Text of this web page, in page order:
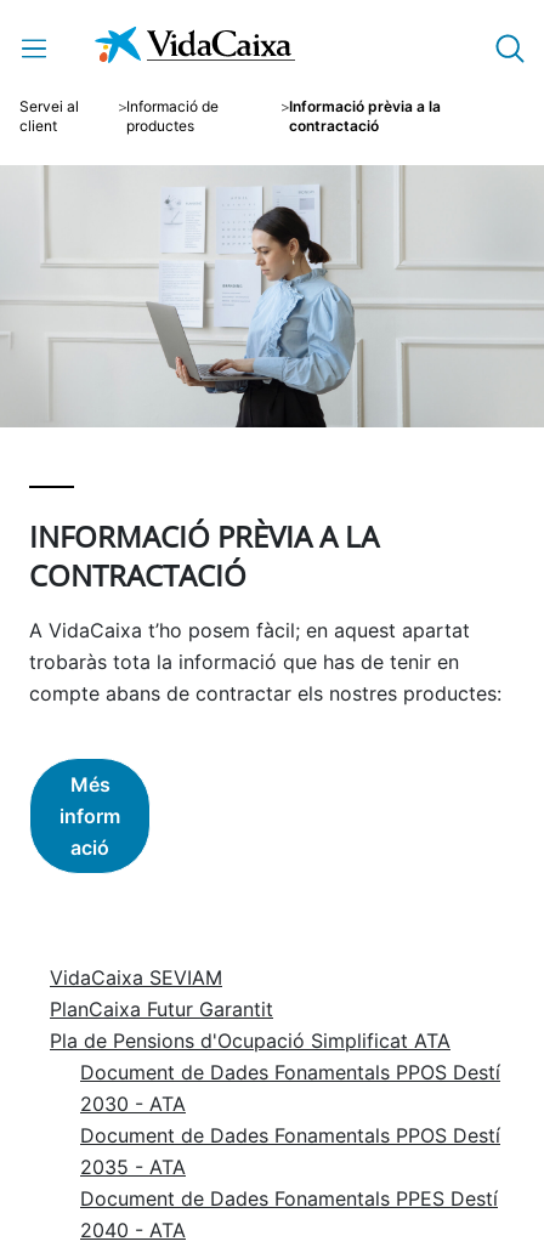
Salta al contingut principal
Servei al
client
Informació de
productes
Informació prèvia a la
contractació
INFORMACIÓ PRÈVIA A LA
CONTRACTACIÓ
A VidaCaixa t’ho posem fàcil; en aquest apartat
trobaràs tota la informació que has de tenir en
compte abans de contractar els nostres productes:
Més
inform
ació
VidaCaixa SEVIAM
PlanCaixa Futur Garantit
Pla de Pensions d'Ocupació Simplificat ATA
Document de Dades Fonamentals PPOS Destí
2030 - ATA
Document de Dades Fonamentals PPOS Destí
2035 - ATA
Document de Dades Fonamentals PPES Destí
2040 - ATA